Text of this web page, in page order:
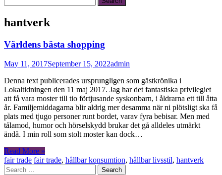
hantverk
Världens bästa shopping
May 11, 2017September 15, 2022admin
Denna text publicerades ursprungligen som gästkrönika i
Lokaltidningen den 11 maj 2017. Jag har det fantastiska privilegiet
att få vara moster till tio förtjusande syskonbarn, i åldrarna ett till åtta
år. Familjemiddagarna blir aldrig mer desamma när ni plötsligt ska få
plats med tjugo personer runt bordet, varav fyra bebisar. Men med
tålamod, humor och hörselskydd brukar det gå alldeles utmärkt
ändå. I min roll som stolt moster kan dock…
Read More »
fair trade fair trade, hållbar konsumtion, hållbar livsstil, hantverk
Search